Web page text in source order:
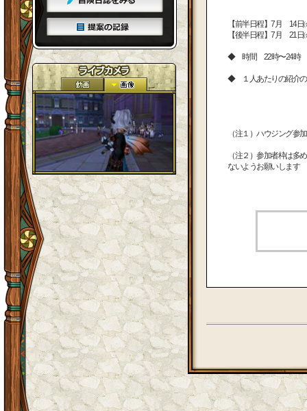
【前半日程】7月 14日
【後半日程】7月 21日
◆ 時間 22時〜24時
◆ １人あたりの紹介の
（注１）ハウジング参
（注２）参加者枠は多
ないようお願いします